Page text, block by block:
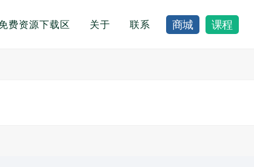
费资源下载区 关于 联系 商城 课程